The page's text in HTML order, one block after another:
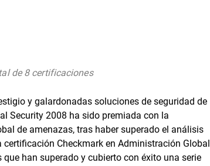
de 8 certificaciones
y galardonadas soluciones de seguridad de
Security 2008 ha sido premiada con la
de amenazas, tras haber superado el análisis
Checkmark en Administración Global
han superado y cubierto con éxito una serie